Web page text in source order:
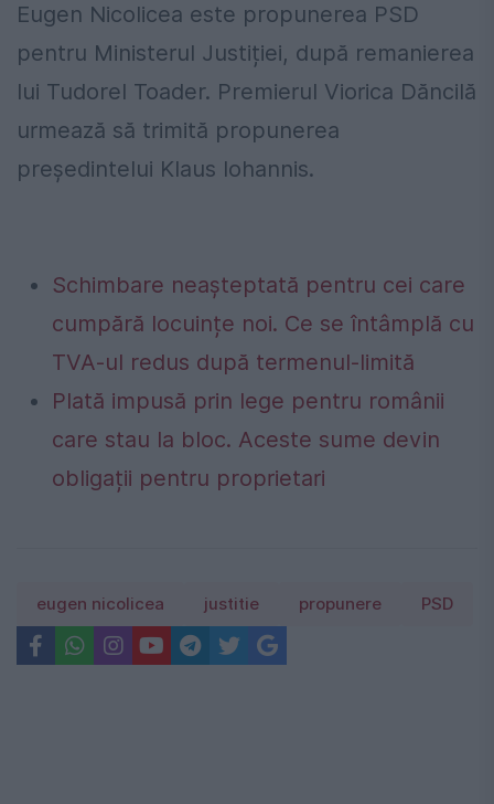
Eugen Nicolicea este propunerea PSD
pentru Ministerul Justiției, după remanierea
lui Tudorel Toader. Premierul Viorica Dăncilă
urmează să trimită propunerea
președintelui Klaus Iohannis.
Schimbare neașteptată pentru cei care
cumpără locuințe noi. Ce se întâmplă cu
TVA-ul redus după termenul-limită
Plată impusă prin lege pentru românii
care stau la bloc. Aceste sume devin
obligații pentru proprietari
eugen nicolicea justitie propunere PSD